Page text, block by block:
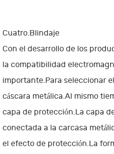
Cuatro.Blindaje
Con el desarrollo de los
la compatibilidad
importante.Para seleccionar
cáscara metálica.Al mismo
capa de protección.La capa
conectada a la carcasa
el efecto de protección.La